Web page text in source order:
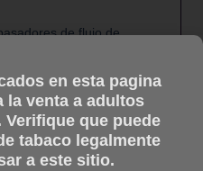
de flujo de
en esta pagina
la venta a adultos
Verifique que puede
tabaco legalmente
a este sitio.